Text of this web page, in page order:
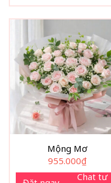
Mộng Mơ
955.000₫
Chat tư